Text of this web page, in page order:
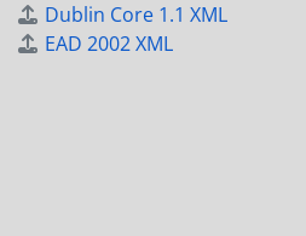
Dublin Core 1.1 XML
EAD 2002 XML